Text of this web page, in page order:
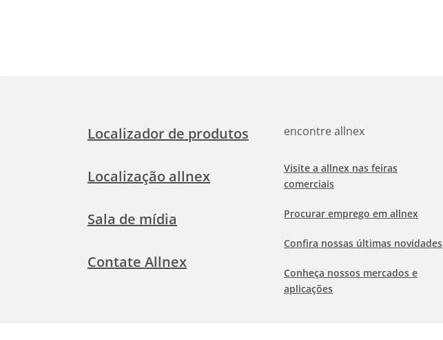
Localizador de produtos
Localização allnex
Sala de mídia
Contate Allnex
encontre allnex
Visite a allnex nas feiras
comerciais
Procurar emprego em allnex
Confira nossas últimas novidades
Conheça nossos mercados e
aplicações